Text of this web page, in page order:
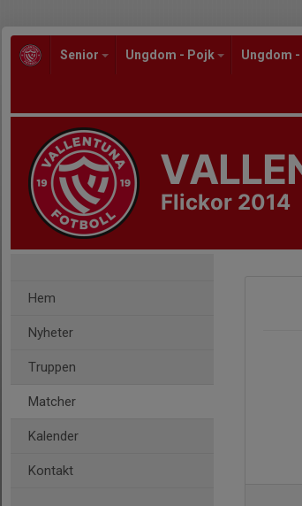
Senior Ungdom - Pojk Ungdom
Flickor 2014
Hem
Nyheter
Truppen
Matcher
Kalender
Kontakt